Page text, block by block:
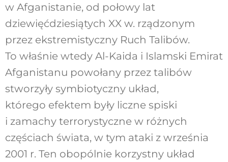
w Afganistanie, od połowy lat
dziewięćdziesiątych XX w. rządzonym
przez ekstremistyczny Ruch Talibów.
To właśnie wtedy Al-Kaida i Islamski Emirat
Afganistanu powołany przez talibów
stworzyły symbiotyczny układ,
którego efektem były liczne spiski
i zamachy terrorystyczne w różnych
częściach świata, w tym ataki z września
2001 r. Ten obopólnie korzystny układ